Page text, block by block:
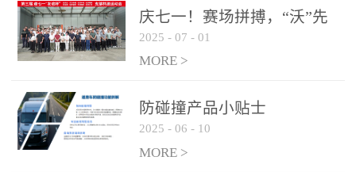
子、化工、冶金、建材等
行业的制氢 / 制氧设备，
纯化后可达到99.999%氢气
用需求。 气液
分离系统
纯化系统
庆七一！赛场拼搏，“沃”先
行！
2025 - 07 - 01
MORE >
防碰撞产品小贴士
2025 - 06 - 10
MORE >